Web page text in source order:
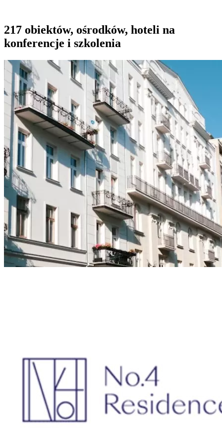
217 obiektów, ośrodków, hoteli na
konferencje i szkolenia